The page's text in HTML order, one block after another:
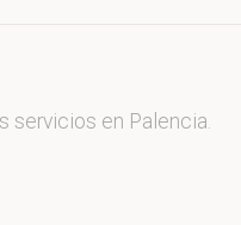
servicios en Palencia.